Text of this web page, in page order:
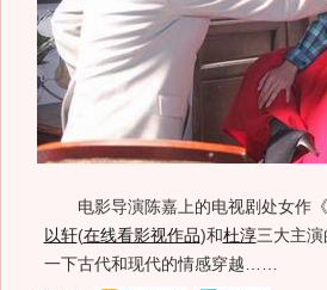
电影导演陈嘉上的电视剧处女作《
以轩(在线看影视作品)和杜淳三大主
一下古代和现代的情感穿越……